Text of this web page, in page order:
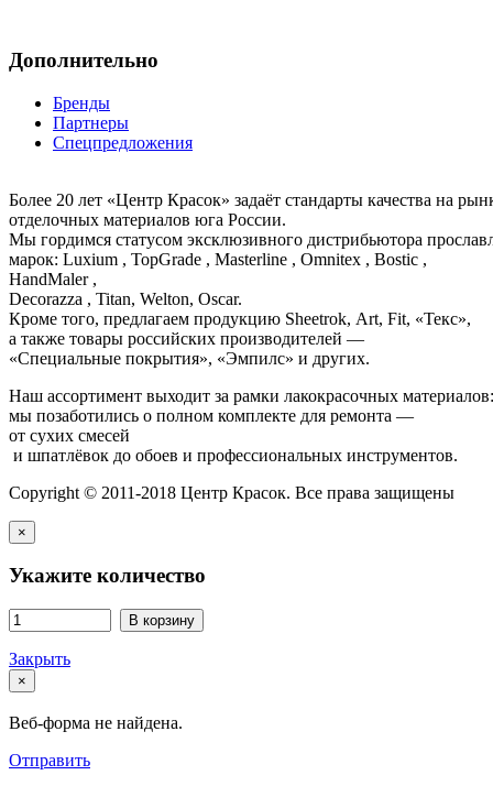
Дополнительно
Бренды
Партнеры
Спецпредложения
Более 20 лет «Центр Красок» задаёт стандарты качества на
отделочных материалов юга России.
Мы гордимся статусом эксклюзивного дистрибьютора
марок: Luxium , TopGrade , Masterline , Omnitex , Bostic ,
HandMaler ,
Decorazza , Titan, Welton, Oscar.
Кроме того, предлагаем продукцию Sheetrok, Art, Fit, «Текс»,
а также товары российских производителей —
«Специальные покрытия», «Эмпилс» и других.
Наш ассортимент выходит за рамки лакокрасочных
мы позаботились о полном комплекте для ремонта —
от сухих смесей
и шпатлёвок до обоев и профессиональных инструментов.
Copyright © 2011-2018 Центр Красок. Все права защищены
×
Укажите количество
В корзину
Закрыть
×
Веб-форма не найдена.
Отправить